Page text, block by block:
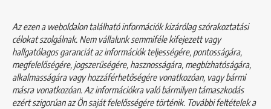
Az ezen a weboldalon található információk kizárólag szórakoztatási
célokat szolgálnak. Nem vállalunk semmiféle kifejezett vagy
hallgatólagos garanciát az információk teljességére, pontosságára,
megfelelőségére, jogszerűségére, hasznosságára, megbízhatóságára,
alkalmasságára vagy hozzáférhetőségére vonatkozóan, vagy bármi
másra vonatkozóan. Az információkra való bármilyen támaszkodás
ezért szigorúan az Ön saját felelősségére történik. További feltételek a